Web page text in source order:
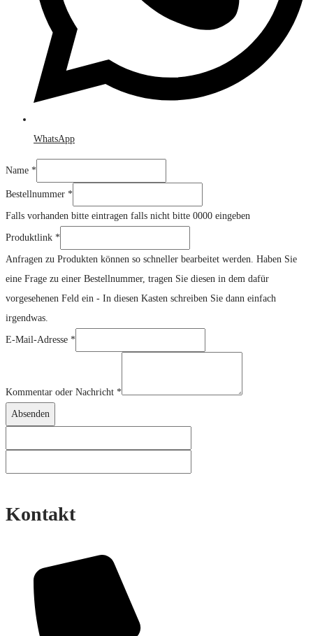
WhatsApp
Name *
Bestellnummer *
Falls vorhanden bitte eintragen falls nicht bitte 0000 eingeben
Produktlink *
Anfragen zu Produkten können so schneller bearbeitet werden. Haben Sie
eine Frage zu einer Bestellnummer, tragen Sie diesen in dem dafür
vorgesehenen Feld ein - In diesen Kasten schreiben Sie dann einfach
irgendwas.
Kommentar
Adresse
E-Mail-Adresse *
Kommentar oder Nachricht *
Absenden
Kontakt